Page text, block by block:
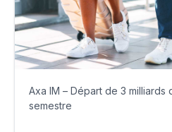
Axa IM – Départ de 3 milliards
semestre